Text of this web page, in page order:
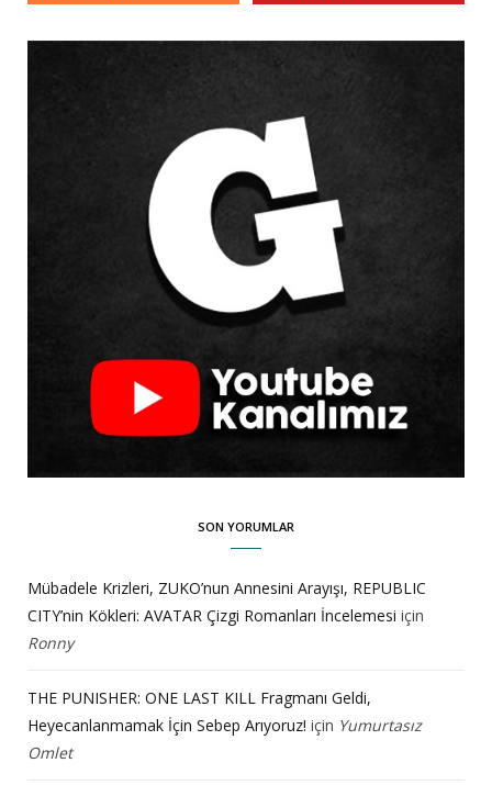
SON YORUMLAR
Mübadele Krizleri, ZUKO’nun Annesini Arayışı, REPUBLIC
CITY’nin Kökleri: AVATAR Çizgi Romanları İncelemesi için
Ronny
THE PUNISHER: ONE LAST KILL Fragmanı Geldi,
Heyecanlanmamak İçin Sebep Arıyoruz! için Yumurtasız
Omlet